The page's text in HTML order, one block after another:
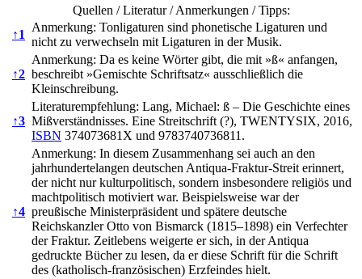
Quellen / Literatur / Anmerkungen / Tipps:
↑1
Anmerkung: Tonligaturen sind phonetische Ligaturen und
nicht zu verwechseln mit Ligaturen in der Musik.
↑2
Anmerkung: Da es keine Wörter gibt, die mit »ß« anfangen,
beschreibt »Gemischte Schriftsatz« ausschließlich die
Kleinschreibung.
↑3
Literaturempfehlung: Lang, Michael: ß – Die Geschichte eines
Mißverständnisses. Eine Streitschrift (?), TWENTYSIX, 2016,
ISBN 374073681X und 9783740736811.
↑4
Anmerkung: In diesem Zusammenhang sei auch an den
jahrhundertelangen deutschen Antiqua-Fraktur-Streit erinnert,
der nicht nur kulturpolitisch, sondern insbesondere religiös und
machtpolitisch motiviert war. Beispielsweise war der
preußische Ministerpräsident und spätere deutsche
Reichskanzler Otto von Bismarck (1815–1898) ein Verfechter
der Fraktur. Zeitlebens weigerte er sich, in der Antiqua
gedruckte Bücher zu lesen, da er diese Schrift für die Schrift
des (katholisch-französischen) Erzfeindes hielt.